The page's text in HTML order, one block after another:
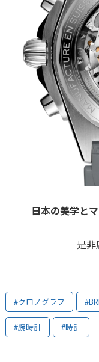
日本の美学と
是非
#クロノグラフ
#腕時計 #時計